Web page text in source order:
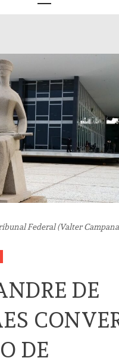
Federal (Valter
DE
DE